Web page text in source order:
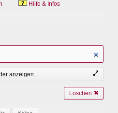
Hilfe & Infos
anzeigen
Löschen